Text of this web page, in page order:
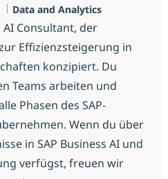
Categoria
Data and Analytics
AI Consultant, der
Effizienzsteigerung in
konzipiert. Du
Teams arbeiten und
Phasen des SAP-
Wenn du über
in SAP Business AI und
verfügst, freuen wir